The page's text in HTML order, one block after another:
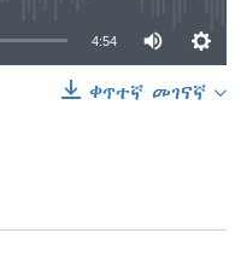
4:54
ቀጥተኛ መገናኛ